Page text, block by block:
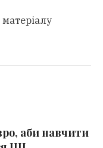
аби навчити